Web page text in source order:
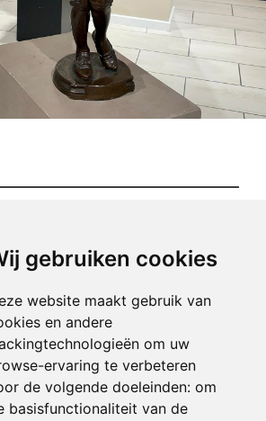
gebruiken cookies
website maakt gebruik van
en andere
om uw
ervaring te verbeteren
de volgende doeleinden: om
basisfunctionaliteit van de